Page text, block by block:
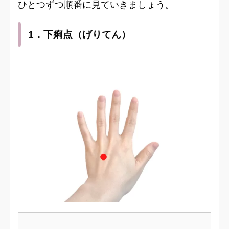
ひとつずつ順番に見ていきましょう。
1．下痢点（げりてん）